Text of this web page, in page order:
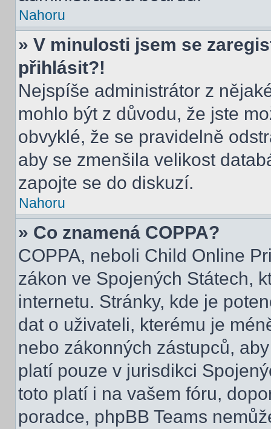
Nahoru
» V minulosti jsem se
přihlásit?!
Nejspíše administrátor z
mohlo být z důvodu, že jste
obvyklé, že se pravidelně
aby se zmenšila velikost
zapojte se do diskuzí.
Nahoru
» Co znamená COPPA?
COPPA, neboli Child Online
zákon ve Spojených Státech,
internetu. Stránky, kde je
dat o uživateli, kterému je
nebo zákonných zástupců,
platí pouze v jurisdikci
toto platí i na vašem fóru,
poradce, phpBB Teams